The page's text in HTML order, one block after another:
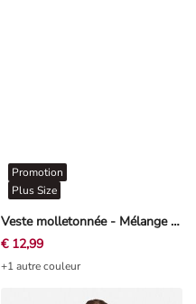
Veste molletonnée - Mélange de coton - gris foncé
Promotion
Plus Size
€ 12,99
+1 autre couleur